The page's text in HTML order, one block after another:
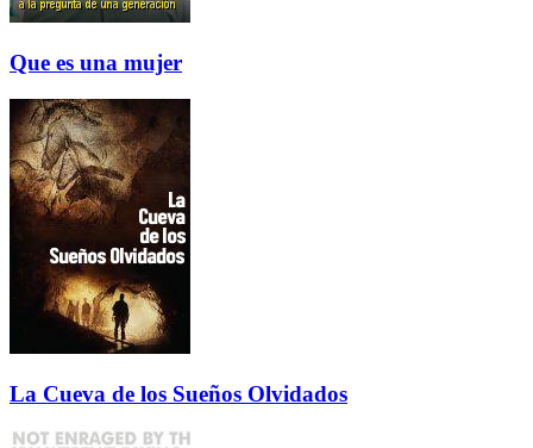
Que es una mujer
La Cueva de los Sueños Olvidados